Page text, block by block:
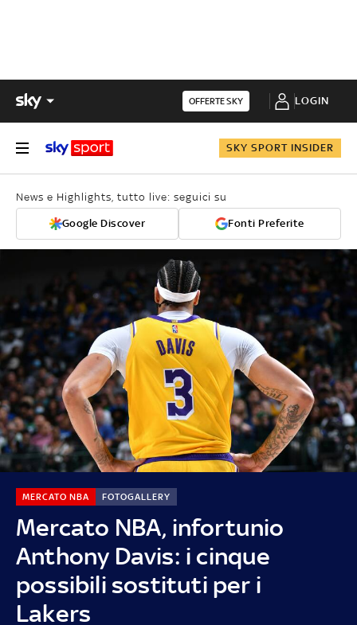
OFFERTE SKY LOGIN
SKY SPORT INSIDER
News e Highlights, tutto live: seguici su
Google Discover Fonti Preferite
Mercato NBA, infortunio
Anthony Davis: i cinque
possibili sostituti per i
Lakers
MERCATO NBA FOTOGALLERY